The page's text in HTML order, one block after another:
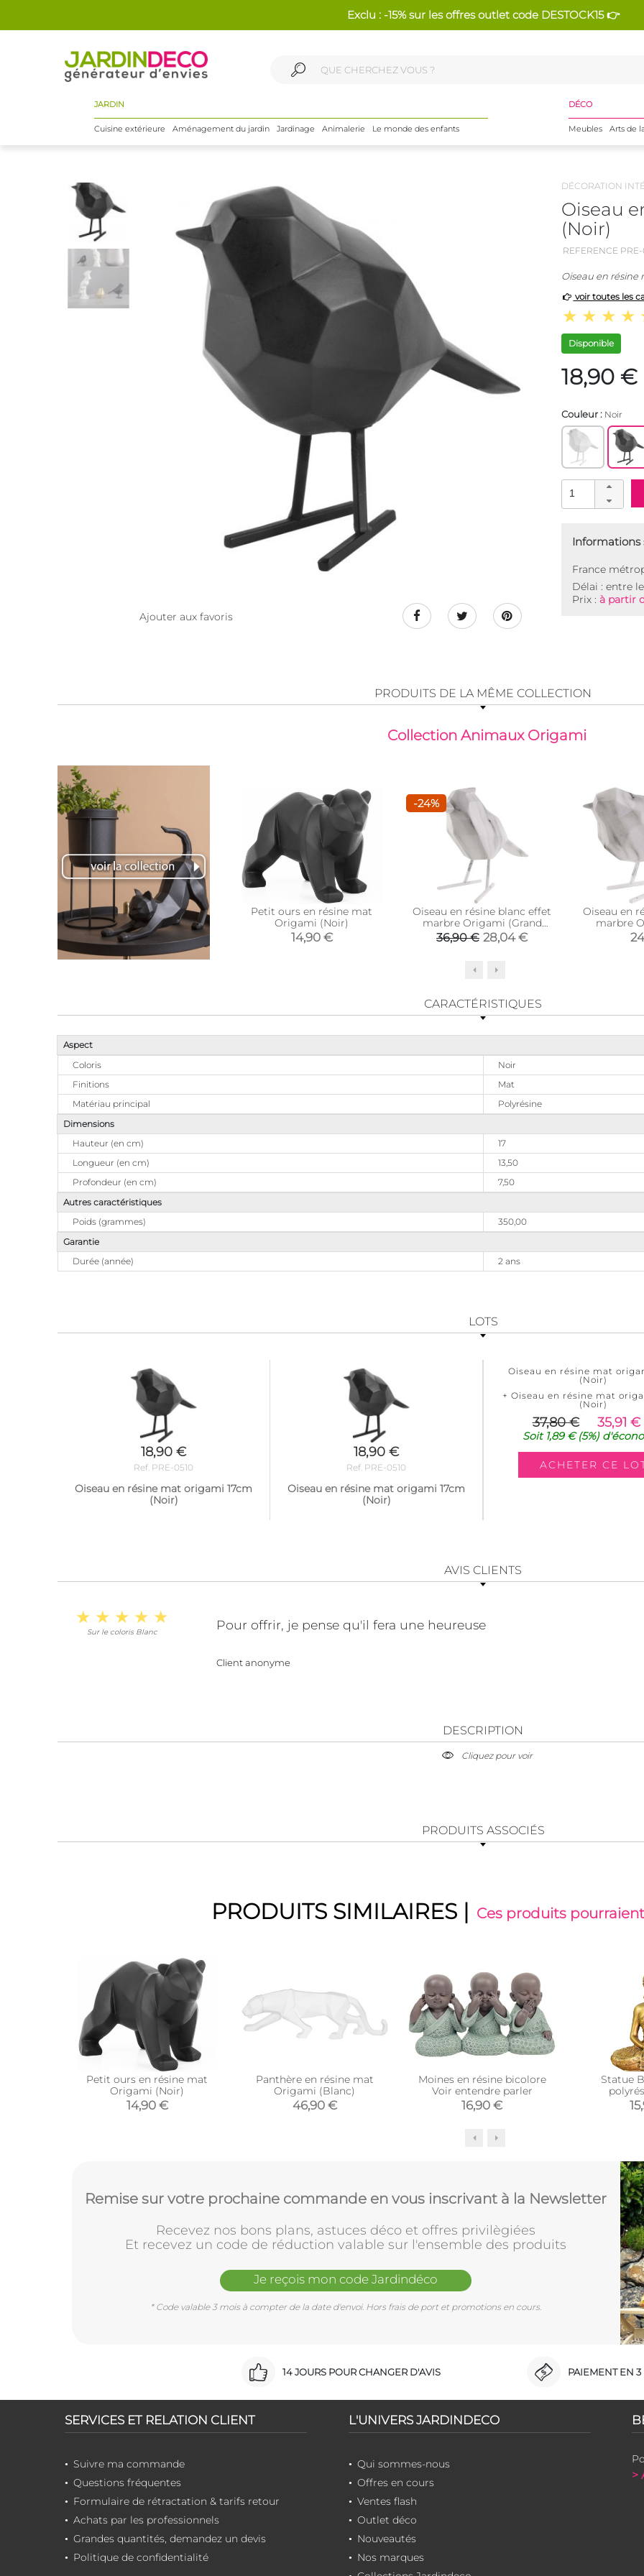
Exclu : -15% sur les offres outlet code DESTOCK15 👉
JARDIN
Cuisine extérieure Aménagement du jardin Jardinage Animalerie Le monde des enfants
DÉCO
Meubles Arts de
Ajouter aux favoris
DÉCORATION
Oiseau
(Noir)
REFERENCE PRE-
Oiseau en
voir toutes les
Disponible
18,90 €
Couleur : Noir
Informations
France
Délai : entre le
Prix : à partir
PRODUITS DE LA MÊME COLLECTION
Collection Animaux Origami
Petit ours en résine mat
Origami (Noir)
14,90 €
-24%
Oiseau en résine blanc effet
marbre Origami (Grand
modèle)
36,90 € 28,04 €
Oiseau en
marbre
CARACTÉRISTIQUES
Aspect
Coloris
Noir
Finitions
Mat
Matériau principal
Polyrésine
Dimensions
Hauteur (en cm)
17
Longueur (en cm)
13,50
Profondeur (en cm)
7,50
Autres caractéristiques
Poids (grammes)
350,00
Garantie
Durée (année)
2 ans
LOTS
18,90 €
Ref. PRE-0510
Oiseau en résine mat origami 17cm
(Noir)
18,90 €
Ref. PRE-0510
Oiseau en résine mat origami 17cm
(Noir)
Oiseau en résine mat
(Noir)
+ Oiseau en résine mat
(Noir)
37,80 € 35,91 €
Soit 1,89 €(5%)
AVIS CLIENTS
Sur le coloris Blanc Pour offrir, je pense qu'il fera une heureuse
Client anonyme
DESCRIPTION
Cliquez pour voir
PRODUITS ASSOCIÉS
PRODUITS SIMILAIRES | Ces produits
Petit ours en résine mat
Origami (Noir)
14,90 €
Panthère en résine mat
Origami (Blanc)
46,90 €
Moines en résine bicolore
Voir entendre parler
16,90 €
Statue
Remise sur votre prochaine commande en vous inscrivant à la Newsletter
Recevez nos bons plans, astuces déco et offres privilègiées
Et recevez un code de réduction valable sur l'ensemble des produits
Je reçois mon code Jardindéco
* Code valable 3 mois à compter de la date d'envoi. Hors frais de port et promotions en cours.
14 JOURS POUR CHANGER D'AVIS PAIEMENT EN 3
SERVICES ET RELATION CLIENT
Suivre ma commande
Questions fréquentes
Formulaire de rétractation & tarifs retour
Achats par les professionnels
Grandes quantités, demandez un devis
Politique de confidentialité
L'UNIVERS JARDINDECO
Qui sommes-nous
Offres en cours
Ventes flash
Outlet déco
Nouveautés
Nos marques
>